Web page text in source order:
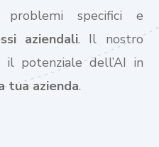
specifici e
aziendali. Il nostro
potenziale dell’AI in
tua azienda.